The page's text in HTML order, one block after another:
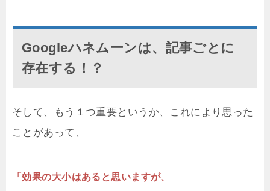
Googleハネムーンは、記事ごとに
存在する！？
そして、もう１つ重要というか、これにより思った
ことがあって、
「効果の大小はあると思いますが、